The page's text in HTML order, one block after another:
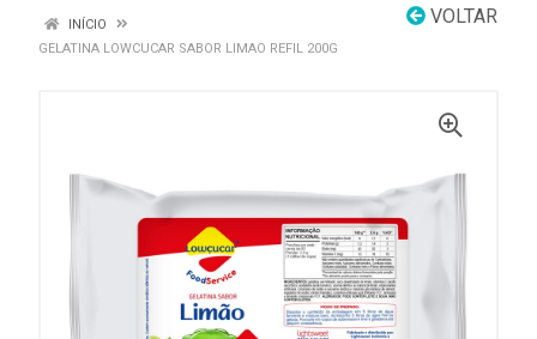
VOLTAR
INÍCIO
GELATINA LOWCUCAR SABOR LIMAO REFIL 200G